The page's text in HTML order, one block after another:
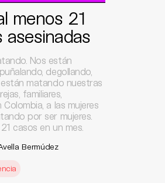
menos 21
asesinadas
Nos están
degollando,
matando nuestras
familiares,
Colombia, a las mujeres
por ser mujeres.
casos en un mes.
Bermúdez